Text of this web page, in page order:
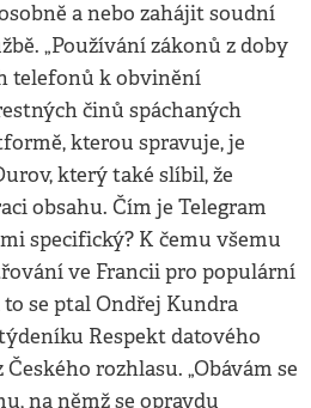
a nebo zahájit soudní
„Používání zákonů z doby
telefonů k obvinění
činů spáchaných
kterou spravuje, je
který také slíbil, že
obsahu. Čím je Telegram
specifický? K čemu všemu
ve Francii pro populární
se ptal Ondřej Kundra
Respekt datového
rozhlasu. „Obávám se
na němž se opravdu